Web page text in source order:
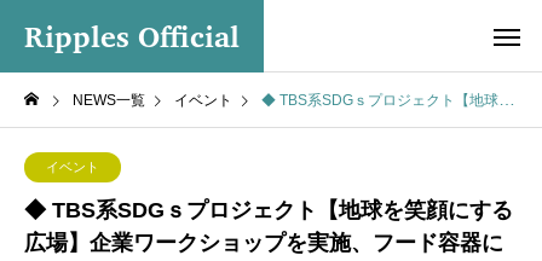
Ripples Official
NEWS一覧 イベント ◆ TBS系SDGｓプロジェクト【地球を笑顔にする広場】企業ワークショップを実施、フード容器にリ・リパック採用
イベント
◆ TBS系SDGｓプロジェクト【地球を笑顔にする
広場】企業ワークショップを実施、フード容器に